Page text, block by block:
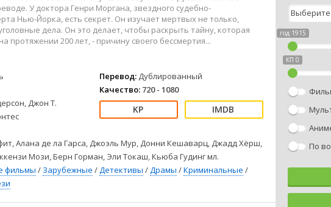
Детские
Драмы
Спорт
Триллеры
Ужасы
Фэнтези
2022
2021
СССР
Фильмы из соцетей
У доктора Генри Моргана, звездного судебно-
Нью-Йорка, есть секрет. Он изучает мертвых не только,
дела. Он это делает, чтобы раскрыть тайну, которая
протяжении 200 лет, - причину своего бессмертия...
Джон Т.
Перевод: Дублированный
Качество: 720 - 1080
Алана де ла Гарса, Джоэль Мур, Донни Кешаварц, Джадд Хёрш,
Мози, Берн Горман, Эли Токаш, Кьюба Гудинг мл.
фильмы / Зарубежные /Детективы /Драмы /Криминальные /
год 1915
КП 0
По